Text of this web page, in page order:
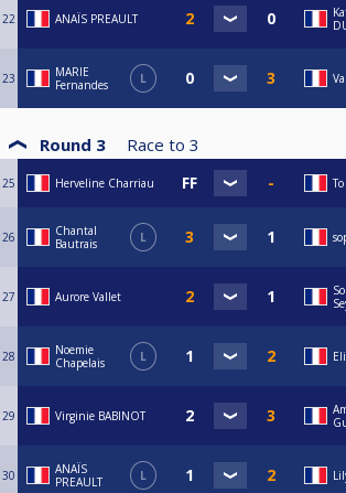
22 ANAÏS PREAULT
23
MARIE
Fernandes
L
Round 3 Race to 3
25 Herveline Charriau
26
Chantal
Bautrais
L
27 Aurore Vallet
28
Noemie
Chapelais
L
29 Virginie BABINOT
30
ANAÏS
PREAULT
L